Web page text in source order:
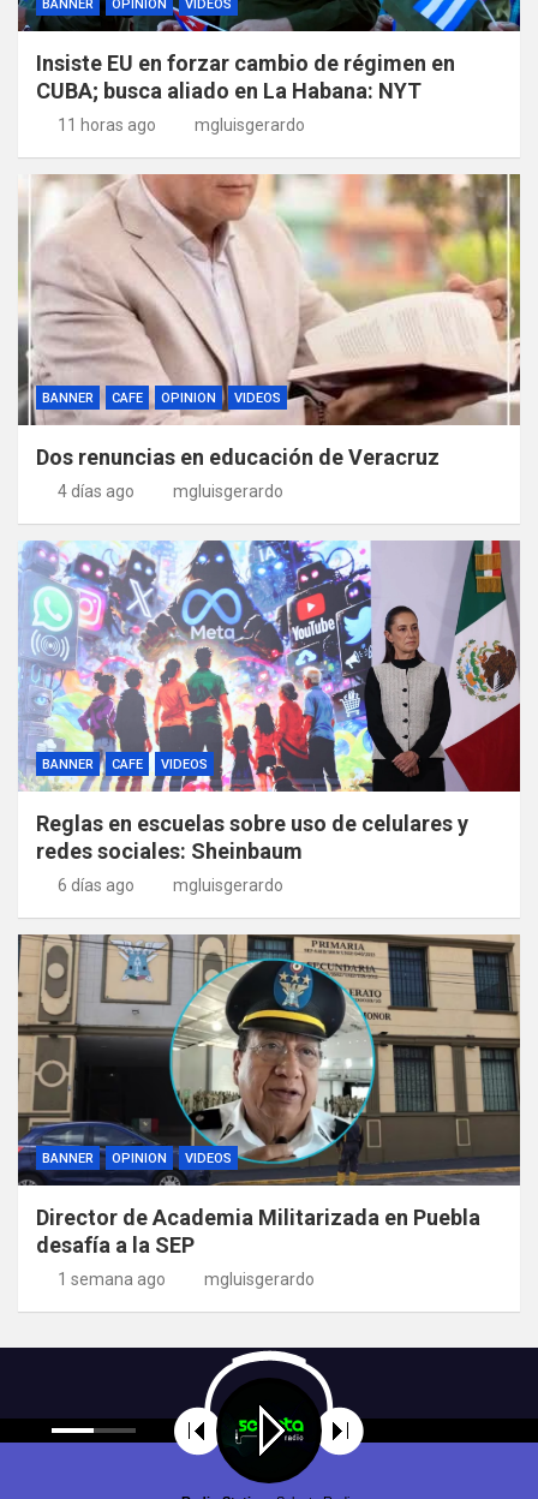
BANNER OPINION VIDEOS
Insiste EU en forzar cambio de régimen en
CUBA; busca aliado en La Habana: NYT
11 horas ago mgluisgerardo
BANNER CAFE OPINION VIDEOS
Dos renuncias en educación de Veracruz
4 días ago mgluisgerardo
BANNER CAFE VIDEOS
Reglas en escuelas sobre uso de celulares y
redes sociales: Sheinbaum
6 días ago mgluisgerardo
BANNER OPINION VIDEOS
Director de Academia Militarizada en Puebla
desafía a la SEP
1 semana ago mgluisgerardo